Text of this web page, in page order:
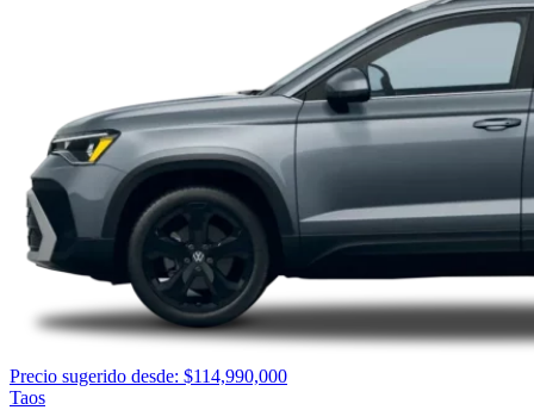
Precio sugerido desde: $114,990,000
Taos